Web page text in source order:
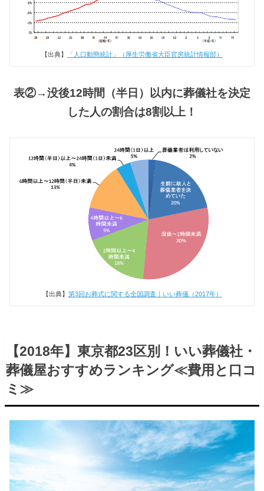
【出典】 「人口動態統計」（厚生労働省大臣官房統計情報部）
表②→没後12時間（半日）以内に葬儀社を決定
した人の割合は8割以上！
【出典】 第3回お葬式に関する全国調査｜いい葬儀（2017年）
【2018年】東京都23区別！いい葬儀社・
葬儀屋おすすめランキング≪費用と口コ
ミ≫